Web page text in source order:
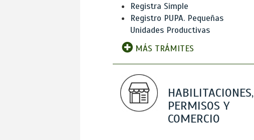
Registra Simple
Registro PUPA. Pequeñas
Unidades Productivas
MÁS TRÁMITES
HABILITACIONES,
PERMISOS Y
COMERCIO